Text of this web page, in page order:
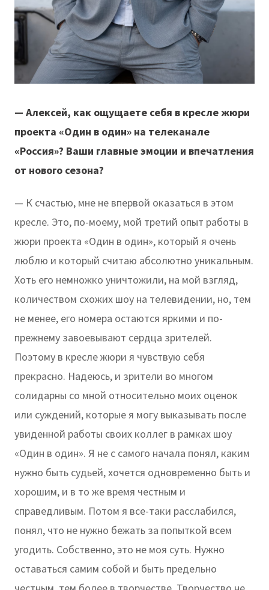
— Алексей, как ощущаете себя в кресле жюри
проекта «Один в один» на телеканале
«Россия»? Ваши главные эмоции и впечатления
от нового сезона?
— К счастью, мне не впервой оказаться в этом
кресле. Это, по-моему, мой третий опыт работы в
жюри проекта «Один в один», который я очень
люблю и который считаю абсолютно уникальным.
Хоть его немножко уничтожили, на мой взгляд,
количеством схожих шоу на телевидении, но, тем
не менее, его номера остаются яркими и по-
прежнему завоевывают сердца зрителей.
Поэтому в кресле жюри я чувствую себя
прекрасно. Надеюсь, и зрители во многом
солидарны со мной относительно моих оценок
или суждений, которые я могу выказывать после
увиденной работы своих коллег в рамках шоу
«Один в один». Я не с самого начала понял, каким
нужно быть судьей, хочется одновременно быть и
хорошим, и в то же время честным и
справедливым. Потом я все-таки расслабился,
понял, что не нужно бежать за попыткой всем
угодить. Собственно, это не моя суть. Нужно
оставаться самим собой и быть предельно